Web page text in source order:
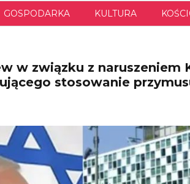
GOSPODARKA KULTURA
w związku z naruszeniem
stosowanie